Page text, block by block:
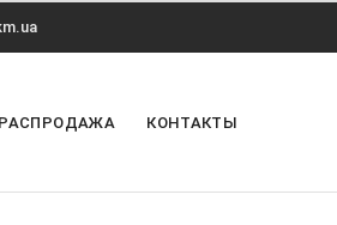
РАСПРОДАЖА КОНТАКТЫ